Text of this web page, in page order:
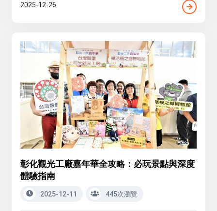
2025-12-26
彰化觀光工廠嘉年華全攻略：必玩景點與深度
體驗指南
2025-12-11 445次瀏覽